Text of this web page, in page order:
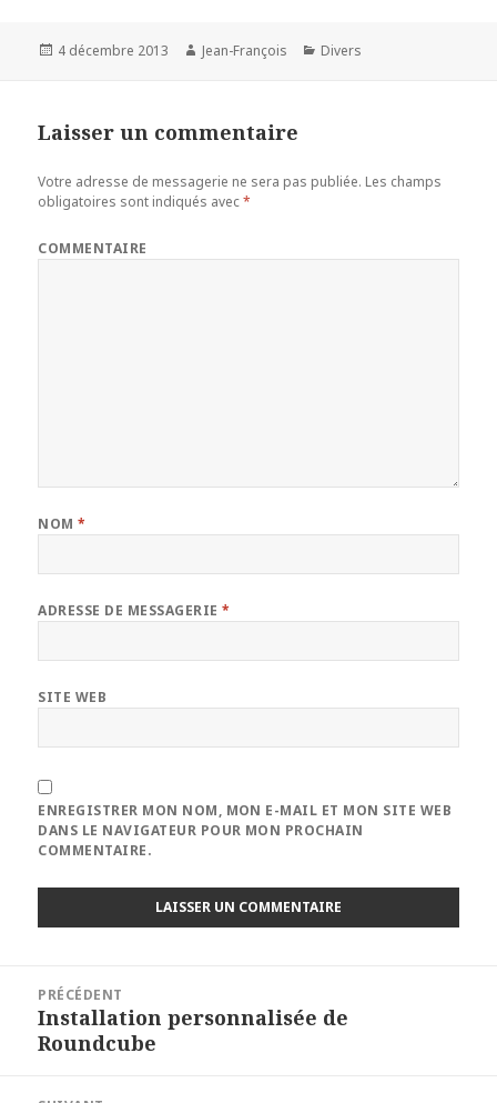
Publié
4 décembre 2013 Auteur
Jean-François Catégories
Divers
Laisser un commentaire
Votre adresse de messagerie ne sera pas publiée. Les champs
obligatoires sont indiqués avec*
COMMENTAIRE
NOM*
ADRESSE DE MESSAGERIE*
SITE WEB
ENREGISTRER MON NOM, MON E-MAIL ET MON SITE WEB
DANS LE NAVIGATEUR POUR MON PROCHAIN
COMMENTAIRE.
l’article
PRÉCÉDENT
Article
précédent :
Installation personnalisée de
Roundcube